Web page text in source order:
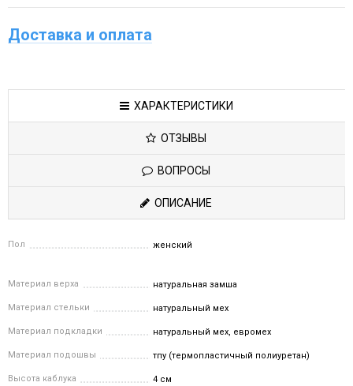
Доставка и оплата
ХАРАКТЕРИСТИКИ
ОТЗЫВЫ
ВОПРОСЫ
ОПИСАНИЕ
Пол женский
Материал верха натуральная замша
Материал стельки натуральный мех
Материал подкладки натуральный мех, евромех
Материал подошвы тпу (термопластичный полиуретан)
Высота каблука 4 см